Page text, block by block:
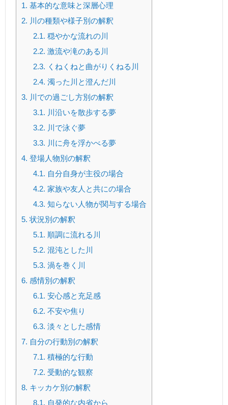
1. 基本的な意味と深層心理
2. 川の種類や様子別の解釈
2.1. 穏やかな流れの川
2.2. 激流や滝のある川
2.3. くねくねと曲がりくねる川
2.4. 濁った川と澄んだ川
3. 川での過ごし方別の解釈
3.1. 川沿いを散歩する夢
3.2. 川で泳ぐ夢
3.3. 川に舟を浮かべる夢
4. 登場人物別の解釈
4.1. 自分自身が主役の場合
4.2. 家族や友人と共にの場合
4.3. 知らない人物が関与する場合
5. 状況別の解釈
5.1. 順調に流れる川
5.2. 混沌とした川
5.3. 渦を巻く川
6. 感情別の解釈
6.1. 安心感と充足感
6.2. 不安や焦り
6.3. 淡々とした感情
7. 自分の行動別の解釈
7.1. 積極的な行動
7.2. 受動的な観察
8. キッカケ別の解釈
8.1. 自発的な内省から